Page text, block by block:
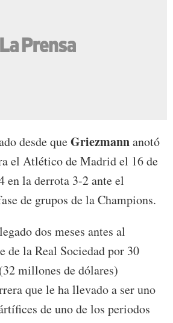
desde queGriezmannanotó
el Atlético de Madrid el 16 de
en la derrota 3-2 ante el
de grupos de la Champions.
dos meses antes al
de la Real Sociedad por 30
millones de dólares)
que le ha llevado a ser uno
de uno de los periodos